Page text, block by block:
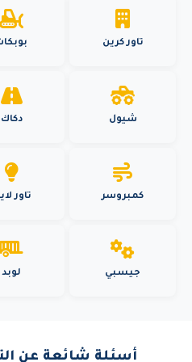
تاور كرين
شيول دكاك
كمبروسر تاور
جيسبي لوبد
أسئلة شائعة عن